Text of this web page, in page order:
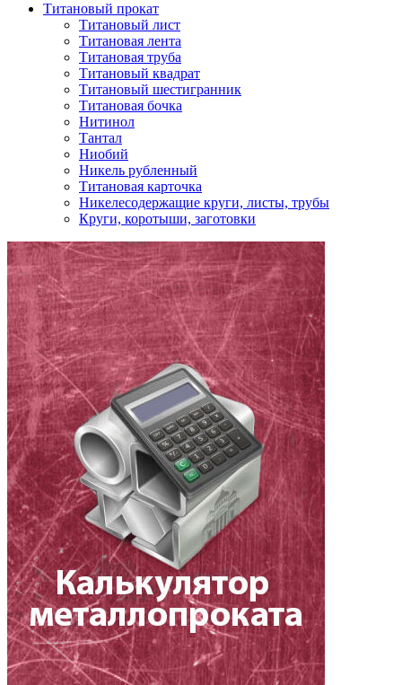
Титановый прокат
Титановый лист
Титановая лента
Титановая труба
Титановый квадрат
Титановый шестигранник
Титановая бочка
Нитинол
Тантал
Ниобий
Никель рубленный
Титановая карточка
Никелесодержащие круги, листы, трубы
Круги, коротыши, заготовки